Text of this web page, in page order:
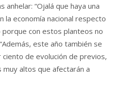
“Ojalá que haya una
la economía nacional respecto
con estos planteos no
este año también se
de evolución de previos,
muy altos que afectarán a